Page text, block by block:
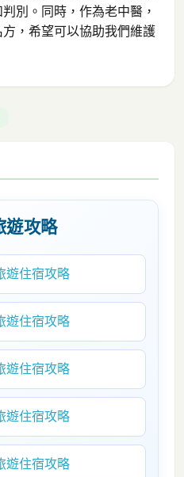
別。同時，作為老中醫，
，希望可以協助我們維護
遊攻略
遊住宿攻略
遊住宿攻略
遊住宿攻略
遊住宿攻略
遊住宿攻略